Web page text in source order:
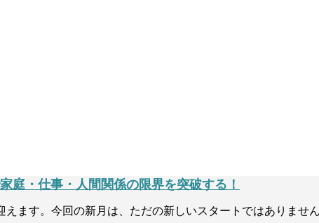
庭・仕事・人間関係の限界を突破する！
ます。今回の新月は、ただの新しいスタートではありませ